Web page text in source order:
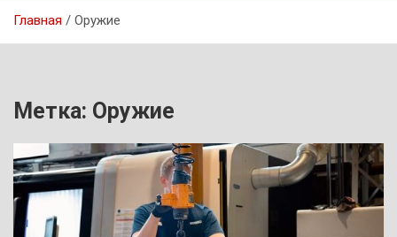
Главная Оружие
Метка: Оружие